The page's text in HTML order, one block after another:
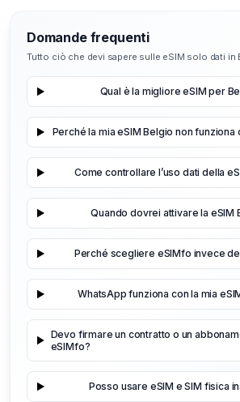
Domande frequenti
Tutto ciò che devi sapere sulle eSIM solo dati in
Qual è la migliore eSIM per
Perché la mia eSIM Belgio non
Come controllare l’uso dati della
Quando dovrei attivare la eSIM
Perché scegliere eSIMfo invece
WhatsApp funziona con la mia
Devo firmare un contratto o un
eSIMfo?
Posso usare eSIM e SIM fisica